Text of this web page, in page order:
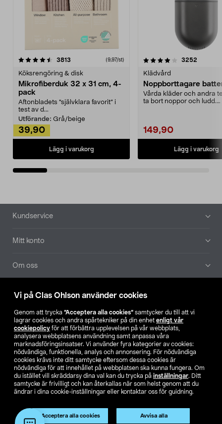
Vi på Clas Ohlson använder cookies
Genom att trycka ”Acceptera alla cookies” samtycker du till att vi
lagrar cookies och andra spårtekniker på din enhet enligt vår
cookiepolicy för att förbättra upplevelsen på vår webbplats,
analysera webbplatsens användning samt anpassa våra
marknadsföringsinsatser. Vi använder fyra kategorier av cookies:
nödvändiga, funktionella, analys och annonsering. För nödvändiga
cookies krävs inte ditt samtycke eftersom dessa cookies är
nödvändiga för att innehållet på webbplatsen ska kunna fungera. Om
du istället vill skräddarsy dina val kan du trycka på inställningar. Ditt
samtycke är frivilligt och kan återkallas när som helst genom att du
ändrar i dina cookie-inställningar eller kontaktar oss för guidning.
Acceptera alla cookies Avvisa alla
3813 (9,97/st)
Köksrengöring & disk
Mikrofiberduk 32 x 31 cm, 4-
pack
Aftonbladets "självklara favorit” i
test av d...
Utförande: Grå/beige
39,90
Lägg i varukorg
4.0av 5 stjärnor 3252
Klädvård
Noppborttagare
Vårda kläder och andra
ta bort noppor och ludd.
149,90
Lägg i varukorg
4.5av 5 stjärnor
Sidfot
Kundservice
Mitt konto
Om oss
Aktuellt
Våra bolag
Hitta butik
SE NO FI